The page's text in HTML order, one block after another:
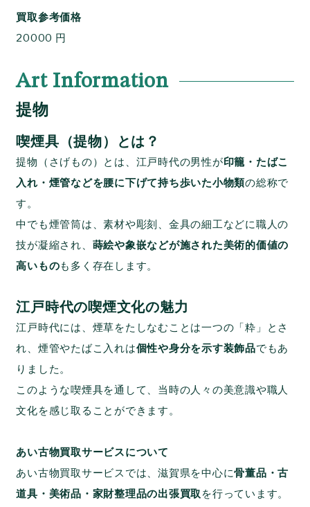
買取参考価格
20000 円
Art Information
提物
喫煙具（提物）とは？
提物（さげもの）とは、江戸時代の男性が印籠・たばこ
入れ・煙管などを腰に下げて持ち歩いた小物類の総称で
す。
中でも煙管筒は、素材や彫刻、金具の細工などに職人の
技が凝縮され、 蒔絵や象嵌などが施された美術的価値の
高いものも多く存在します。
江戸時代の喫煙文化の魅力
江戸時代には、煙草をたしなむことは一つの「粋」とさ
れ、煙管やたばこ入れは個性や身分を示す装飾品でもあ
りました。
このような喫煙具を通して、当時の人々の美意識や職人
文化を感じ取ることができます。
あい古物買取サービスについて
あい古物買取サービスでは、滋賀県を中心に骨董品・古
道具・美術品・家財整理品の出張買取 を行っています。